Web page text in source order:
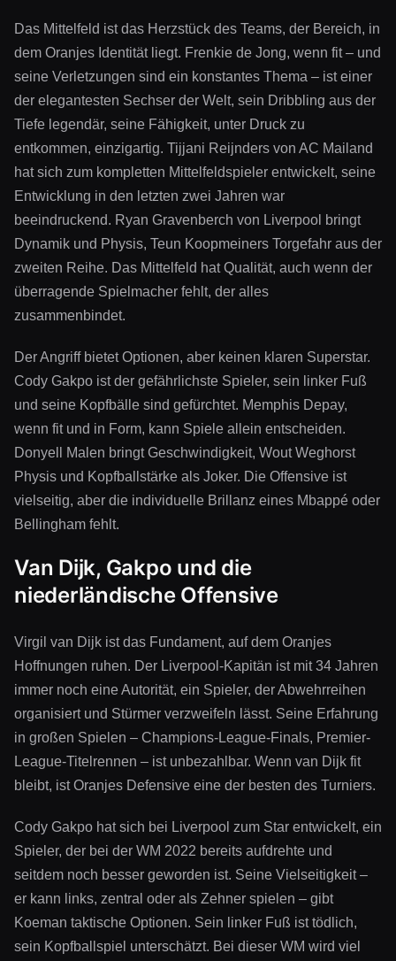
Das Mittelfeld ist das Herzstück des Teams, der Bereich, in
dem Oranjes Identität liegt. Frenkie de Jong, wenn fit – und
seine Verletzungen sind ein konstantes Thema – ist einer
der elegantesten Sechser der Welt, sein Dribbling aus der
Tiefe legendär, seine Fähigkeit, unter Druck zu
entkommen, einzigartig. Tijjani Reijnders von AC Mailand
hat sich zum kompletten Mittelfeldspieler entwickelt, seine
Entwicklung in den letzten zwei Jahren war
beeindruckend. Ryan Gravenberch von Liverpool bringt
Dynamik und Physis, Teun Koopmeiners Torgefahr aus der
zweiten Reihe. Das Mittelfeld hat Qualität, auch wenn der
überragende Spielmacher fehlt, der alles
zusammenbindet.
Der Angriff bietet Optionen, aber keinen klaren Superstar.
Cody Gakpo ist der gefährlichste Spieler, sein linker Fuß
und seine Kopfbälle sind gefürchtet. Memphis Depay,
wenn fit und in Form, kann Spiele allein entscheiden.
Donyell Malen bringt Geschwindigkeit, Wout Weghorst
Physis und Kopfballstärke als Joker. Die Offensive ist
vielseitig, aber die individuelle Brillanz eines Mbappé oder
Bellingham fehlt.
Van Dijk, Gakpo und die
niederländische Offensive
Virgil van Dijk ist das Fundament, auf dem Oranjes
Hoffnungen ruhen. Der Liverpool-Kapitän ist mit 34 Jahren
immer noch eine Autorität, ein Spieler, der Abwehrreihen
organisiert und Stürmer verzweifeln lässt. Seine Erfahrung
in großen Spielen – Champions-League-Finals, Premier-
League-Titelrennen – ist unbezahlbar. Wenn van Dijk fit
bleibt, ist Oranjes Defensive eine der besten des Turniers.
Cody Gakpo hat sich bei Liverpool zum Star entwickelt, ein
Spieler, der bei der WM 2022 bereits aufdrehte und
seitdem noch besser geworden ist. Seine Vielseitigkeit –
er kann links, zentral oder als Zehner spielen – gibt
Koeman taktische Optionen. Sein linker Fuß ist tödlich,
sein Kopfballspiel unterschätzt. Bei dieser WM wird viel